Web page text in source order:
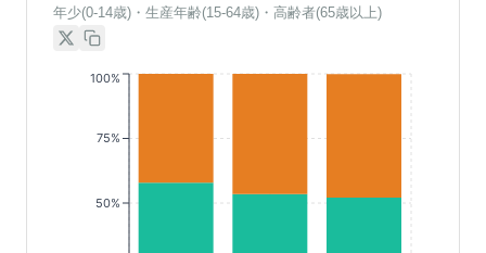
年少(0-14歳)・生産年齢(15-64歳)・高齢者(65歳以上)
50%
75%
100%